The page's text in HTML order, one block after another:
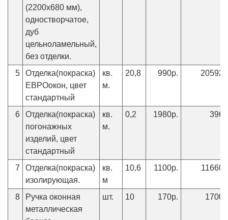
(2200х680 мм),
одностворчатое,
дуб
цельноламельный,
без отделки.
5
Отделка(покраска)
ЕВРОокон, цвет
стандартный
кв.
м.
20,8 990р.
6
Отделка(покраска)
погонажных
изделий, цвет
стандартный
кв.
м.
0,2 1980р.
7
Отделка(покраска)
изолирующая.
кв.
м
10,6 1100р.
8
Ручка оконная
металлическая
шт. 10 170р.